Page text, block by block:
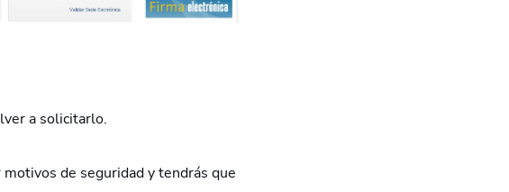
a solicitarlo.
de seguridad y tendrás que